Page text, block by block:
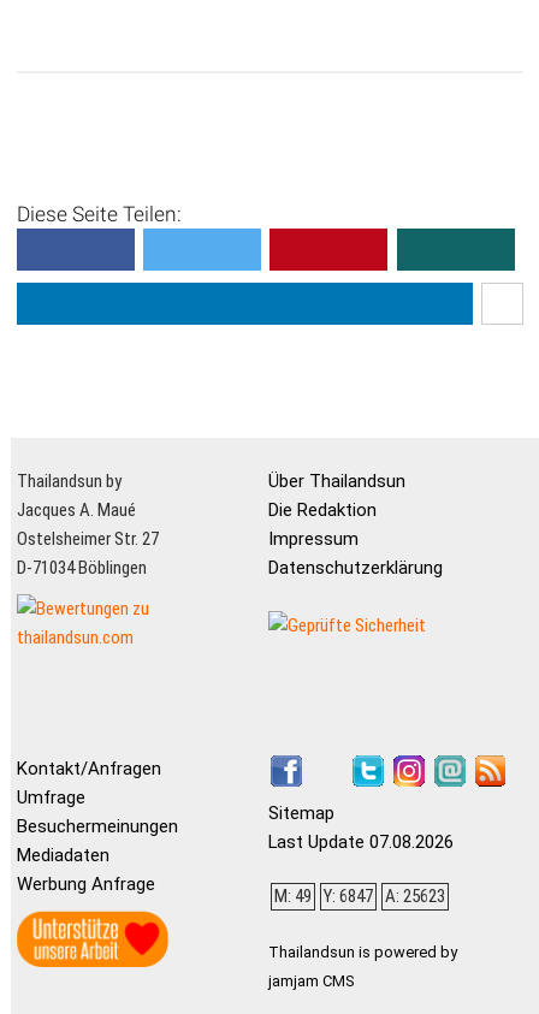
Diese Seite Teilen:
Thailandsun by
Jacques A. Maué
Ostelsheimer Str. 27
D-71034 Böblingen
Über Thailandsun
Die Redaktion
Impressum
Datenschutzerklärung
Kontakt/Anfragen
Umfrage
Besuchermeinungen
Mediadaten
Werbung Anfrage
Sitemap
Last Update 07.08.2026
M: 49 Y: 6847 A: 25623
Thailandsun is powered by
jamjam CMS